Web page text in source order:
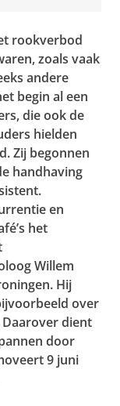
rookverbod
zoals vaak
andere
begin al een
die ook de
hielden
Zij begonnen
handhaving
en
het
Willem
Hij
over
Daarover dient
door
9 juni